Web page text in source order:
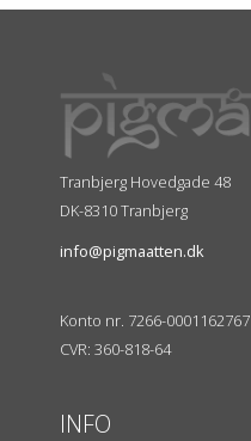
Tranbjerg Hovedgade 48
DK-8310 Tranbjerg
info@pigmaatten.dk
Konto nr. 7266-0001162767
CVR: 360-818-64
INFO